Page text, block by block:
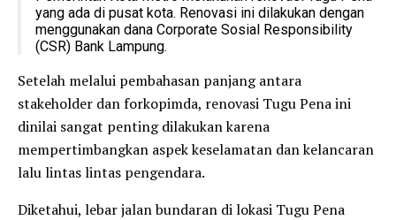
yang ada di pusat kota. Renovasi ini dilakukan dengan
menggunakan dana Corporate Sosial Responsibility
(CSR) Bank Lampung.
Setelah melalui pembahasan panjang antara
stakeholder dan forkopimda, renovasi Tugu Pena ini
dinilai sangat penting dilakukan karena
mempertimbangkan aspek keselamatan dan kelancaran
lalu lintas lintas pengendara.
Diketahui, lebar jalan bundaran di lokasi Tugu Pena